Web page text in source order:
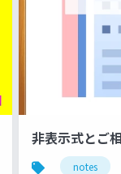
非表示式とご
notes